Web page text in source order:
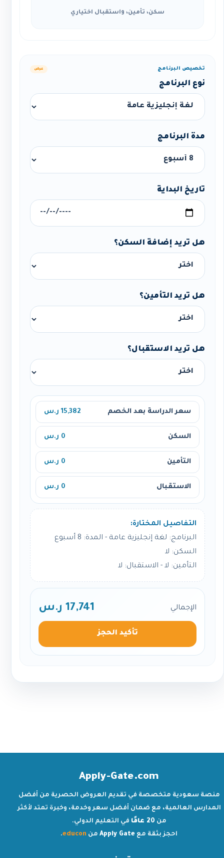
سكن، تأمين، واستقبال اختياري
تخصيص البرنامج عرض
نوع البرنامج
مدة البرنامج
تاريخ البداية
هل تريد إضافة السكن؟
هل تريد التأمين؟
هل تريد الاستقبال؟
سعر الدراسة بعد الخصم 15,382 ر.س
السكن 0 ر.س
التأمين 0 ر.س
الاستقبال 0 ر.س
التفاصيل المختارة:
البرنامج: لغة إنجليزية عامة - المدة: 8 أسبوع
السكن: لا
التأمين: لا - الاستقبال: لا
الإجمالي 17,741 ر.س
تأكيد الحجز
Apply-Gate.com
منصة سعودية متخصصة في تقديم العروض الحصرية من أفضل
المدارس العالمية، مع ضمان أفضل سعر وخدمة، وخبرة تمتد لأكثر
من 20 عامًا
في التعليم الدولي.
احجز بثقة مع Apply Gate من educon
.